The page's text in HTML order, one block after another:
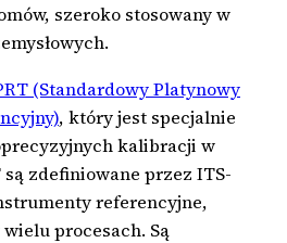
szeroko stosowany w
(Standardowy Platynowy
, który jest specjalnie
kalibracji w
zdefiniowane przez ITS-
referencyjne,
procesach. Są